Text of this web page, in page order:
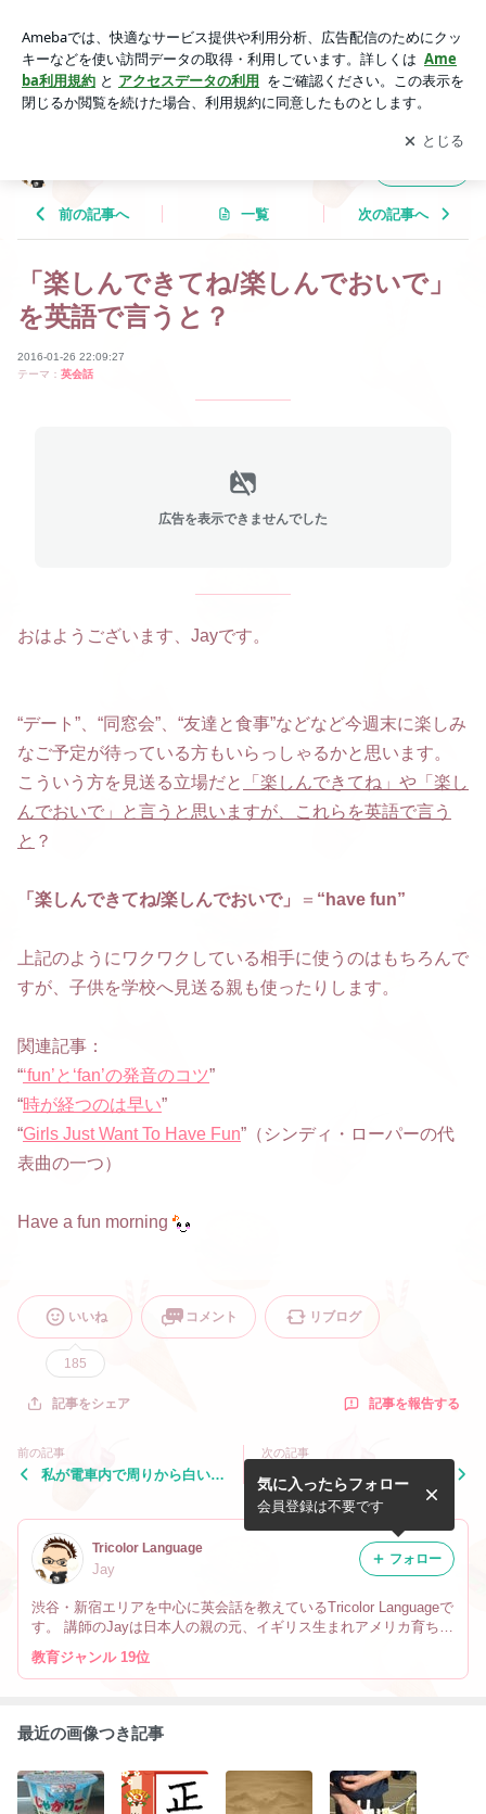
r Languageアプリをダウンロードして ブログの更新通知
を受け取りまし
ょう。
開く
前の記事へ 一覧 次の記事へ
「楽しんできてね/楽しんでおいで」
を英語で言うと？
2016-01-26 22:09:27
テーマ： 英会話
広告を表示できませんでした
おはようございます、Jayです。
“デート”、“同窓会”、“友達と食事”などなど今週末に楽しみ
なご予定が待っている方もいらっしゃるかと思います。
こういう方を見送る立場だと
「楽しんできてね」や「楽し
んでおいで」と言うと思いますが、これらを英語で言う
と ？
「楽しんできてね/楽しんでおいで」 ＝ “have fun”
上記のようにワクワクしている相手に使うのはもちろんで
すが、子供を学校へ見送る親も使ったりします。
関連記事：
“‘fun’と‘fan’の発音のコツ”
“時が経つのは早い”
“Girls Just Want To Have Fun”（シンディ・ローパーの代
表曲の一つ）
Have a fun morning
いいね
185
コメント リブログ
記事をシェア 記事を報告する
前の記事
私が電車内で周りから白い目
次の記事
アメリカ人は食事中にテレビ
は観ない！？
Tricolor Language
Jay
渋谷・新宿エリアを中心に英会話を教えているTricolor Languageで
す。 講師のJayは日本人の親の元、イギリス生まれアメリカ育ちで
す。 なので英会話だけでなく、文化や英語の微妙なニュアンスの
違い、海外生活の事も教えています。
気に入ったらフォロー
会員登録は不要です
フォロー
教育ジャンル 19位
最近の画像つき記事